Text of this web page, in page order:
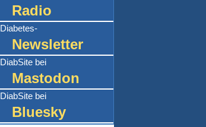
Radio
Diabetes-
Newsletter
DiabSite bei
Mastodon
DiabSite bei
Bluesky